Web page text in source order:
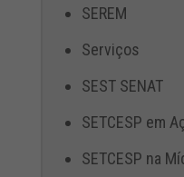
SEREM
Serviços
SEST SENAT
SETCESP em
SETCESP na